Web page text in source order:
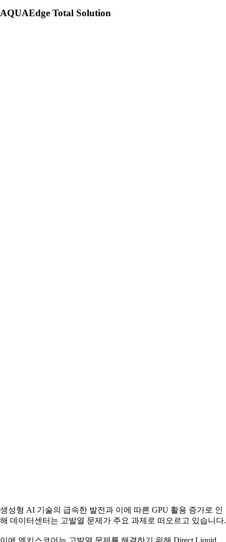
AQUAEdge Total Solution
생성형 AI 기술의 급속한 발전과 이에 따른 GPU 활용 증가로 인
해 데이터센터는 고발열 문제가 주요 과제로 떠오르고 있습니다.